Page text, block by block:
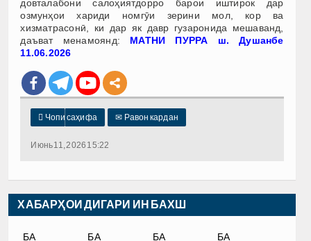
довталабони салоҳиятдорро барои иштирок дар
озмунҳои хариди номгӯи зерини мол, кор ва
хизматрасонӣ, ки дар як давр гузаронида мешаванд,
даъват менамоянд: МАТНИ ПУРРА ш. Душанбе
11.06.2026
 Чопи саҳифа ✉ Равон кардан
Июнь 11, 2026 15:22
ХАБАРҲОИ ДИГАРИ ИН БАХШ
БА
БА
БА
БА